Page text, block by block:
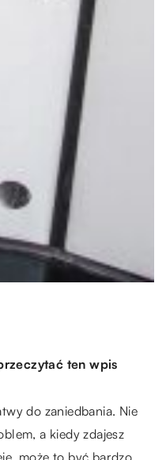
ten wpis
do zaniedbania. Nie
a kiedy zdajesz